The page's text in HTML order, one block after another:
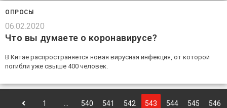
ОПРОСЫ
06.02.2020
Что вы думаете о коронавирусе?
В Китае распространяется новая вирусная инфекция, от которой
погибли уже свыше 400 человек.
1 540 541 542 543 544 545 546